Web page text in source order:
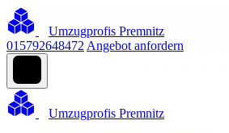
Umzugprofis Premnitz
015792648472 Angebot anfordern
Umzugprofis Premnitz